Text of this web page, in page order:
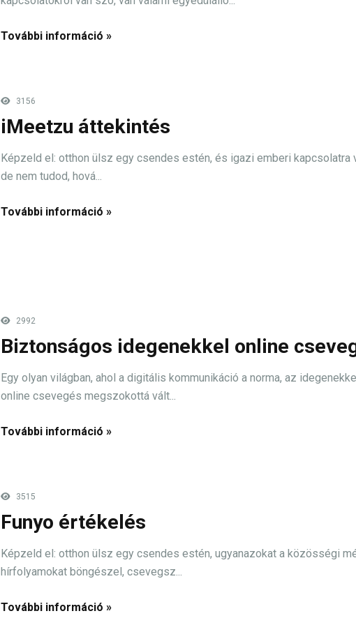
További információ »
3156
iMeetzu áttekintés
Képzeld el: otthon ülsz egy csendes estén, és igazi emberi kapcsolatra
de nem tudod, hová...
További információ »
2992
Biztonságos idegenekkel online
Egy olyan világban, ahol a digitális kommunikáció a norma, az
online csevegés megszokottá vált...
További információ »
3515
Funyo értékelés
Képzeld el: otthon ülsz egy csendes estén, ugyanazokat a közösségi
hírfolyamokat böngészel, csevegsz...
További információ »